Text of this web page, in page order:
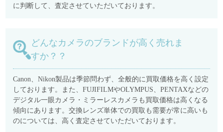
に判断して、査定させていただいております。
どんなカメラのブランドが高く売れま
すか？？
Canon、Nikon製品は季節問わず、全般的に買取価格を高く設定
しております。また、FUJIFILMやOLYMPUS、PENTAXなどの
デジタル一眼カメラ・ミラーレスカメラも買取価格は高くなる
傾向にあります。交換レンズ単体での買取も需要が常に高いも
のについては、高く査定させていただいております。